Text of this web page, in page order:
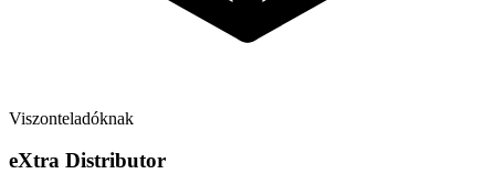
Viszonteladóknak
eXtra Distributor